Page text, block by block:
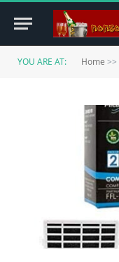
YOU ARE AT: Home >>